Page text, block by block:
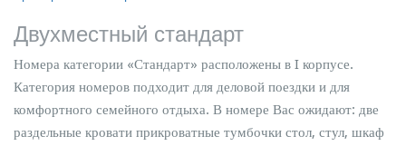
Двухместный стандарт
Номера категории «Стандарт» расположены в I корпусе.
Категория номеров подходит для деловой поездки и для
комфортного семейного отдыха. В номере Вас ожидают: две
раздельные кровати прикроватные тумбочки стол, стул, шкаф